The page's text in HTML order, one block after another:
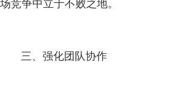
场竞争中立于不败之地。
三、强化团队协作